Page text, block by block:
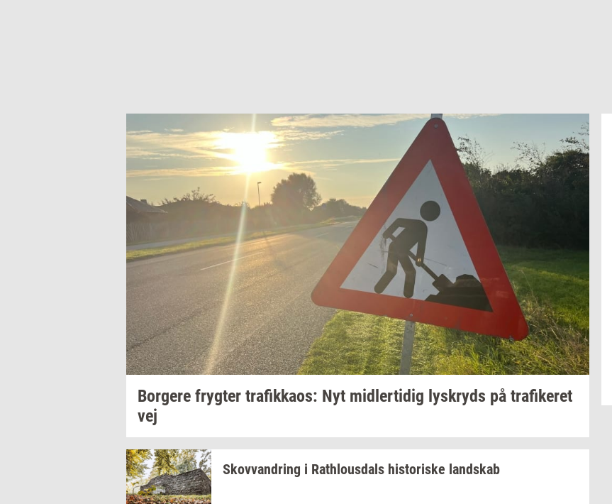
Bor­ge­re fryg­ter tra­fik­ka­os: Nyt mid­ler­ti­dig lys­kryds på tra­fi­ke­ret
vej
Sko­vvan­dring i Rat­hlous­dals hi­sto­ri­ske land­skab